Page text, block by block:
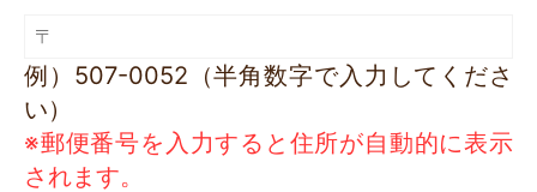
例）507-0052（半角数字で入力してくださ
い）
※郵便番号を入力すると住所が自動的に表示
されます。